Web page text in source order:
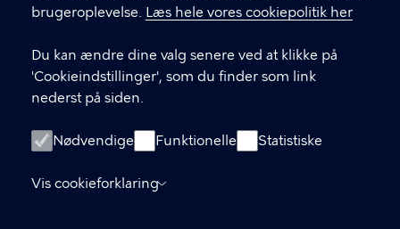
brugeroplevelse. Læs hele vores cookiepolitik her
Du kan ændre dine valg senere ved at klikke på
'Cookieindstillinger', som du finder som link
nederst på siden.
Nødvendige Funktionelle Statistiske
Vis cookieforklaring
Facebook
Instagram
Kontakt os
Nyhedsbrev
Amager Vest Borgerpanel